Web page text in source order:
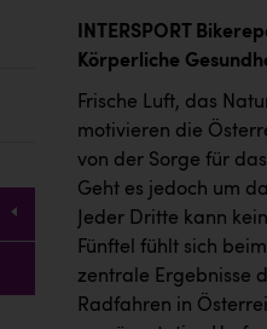
INTERSPORT
Körperliche
Frische Luft, das
motivieren die
von der Sorge für
Geht es jedoch um
Jeder Dritte kann
Fünftel fühlt sich
zentrale Ergebnisse
Radfahren in